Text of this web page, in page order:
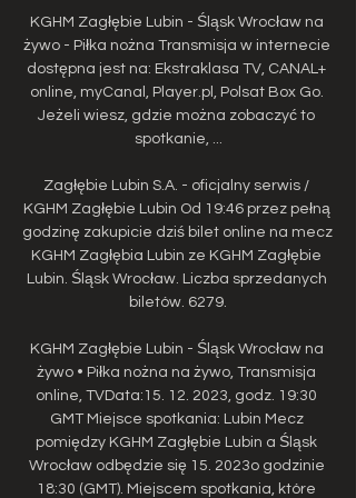
KGHM Zagłębie Lubin - Śląsk Wrocław na
żywo - Piłka nożna Transmisja w internecie
dostępna jest na: Ekstraklasa TV, CANAL+
online, myCanal, Player.pl, Polsat Box Go.
Jeżeli wiesz, gdzie można zobaczyć to
spotkanie, ...
Zagłębie Lubin S.A. - oficjalny serwis /
KGHM Zagłębie Lubin Od 19:46 przez pełną
godzinę zakupicie dziś bilet online na mecz
KGHM Zagłębia Lubin ze KGHM Zagłębie
Lubin. Śląsk Wrocław. Liczba sprzedanych
biletów. 6279.
KGHM Zagłębie Lubin - Śląsk Wrocław na
żywo • Piłka nożna na żywo, Transmisja
online, TVData:15. 12. 2023, godz. 19:30
GMT Miejsce spotkania: Lubin Mecz
pomiędzy KGHM Zagłębie Lubin a Śląsk
Wrocław odbędzie się 15. 2023o godzinie
18:30 (GMT). Miejscem spotkania, które